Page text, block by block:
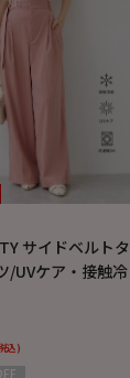
サイドベルトタ
/UVケア・接触冷
込)